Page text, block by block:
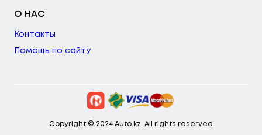
О НАС
Контакты
Помощь по сайту
Copyright © 2024 Auto.kz. All rights reserved